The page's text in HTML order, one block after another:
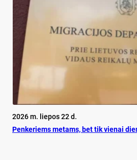
2026 m. liepos 22 d.
Pen­ke­riems me­tams, bet tik vie­nai